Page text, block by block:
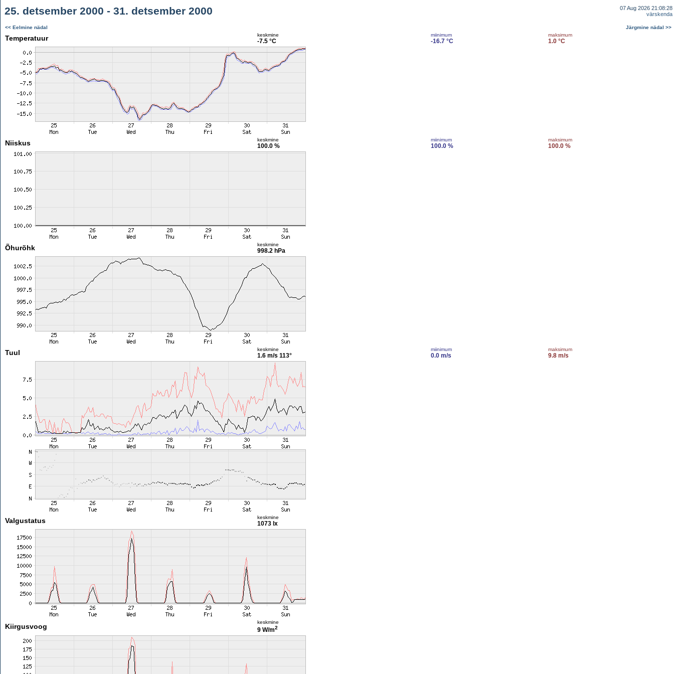
25. detsember 2000 - 31. detsember 2000
07 Aug 2026 21:08:28
värskenda
<< Eelmine nädal Järgmine nädal >>
Temperatuur keskmine
-7.5 °C
miinimum
-16.7 °C
maksimum
1.0 °C
Niiskus keskmine
100.0 %
miinimum
100.0 %
maksimum
100.0 %
Õhurõhk keskmine
998.2 hPa
Tuul keskmine
1.6 m/s 113°
miinimum
0.0 m/s
maksimum
9.8 m/s
Valgustatus keskmine
1073 lx
Kiirgusvoog
keskmine
9 W/m2